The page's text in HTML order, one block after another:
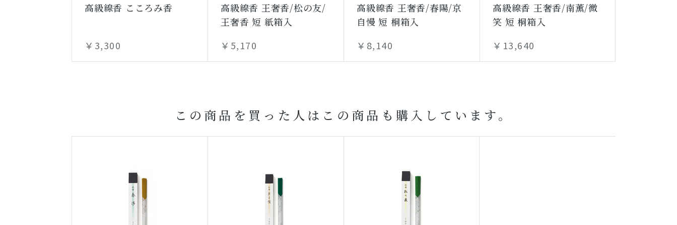
高級線香 こころみ香
￥3,300
高級線香 王奢香/松の友/
王奢香 短 紙箱入
￥5,170
高級線香 王奢香/春陽/京
自慢 短 桐箱入
￥8,140
高級線香 王奢香/南薫/微
笑 短 桐箱入
￥13,640
この商品を買った人はこの商品も購入しています。